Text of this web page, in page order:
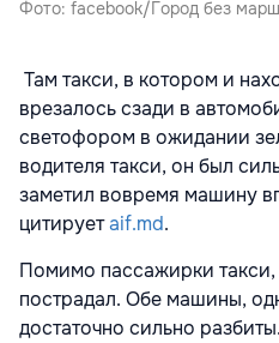
Фото: facebook/Город без
Там такси, в котором и
врезалось сзади в
светофором в ожидании
водителя такси, он был
заметил вовремя машину
цитируетaif.md.
Помимо пассажирки
пострадал. Обе машины,
достаточно сильно